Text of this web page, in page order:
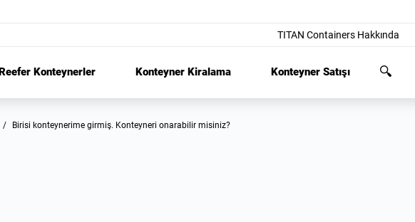
TITAN Containers Hakkında
Reefer Konteynerler Konteyner Kiralama Konteyner Satışı
/ Birisi konteynerime girmiş. Konteyneri onarabilir misiniz?